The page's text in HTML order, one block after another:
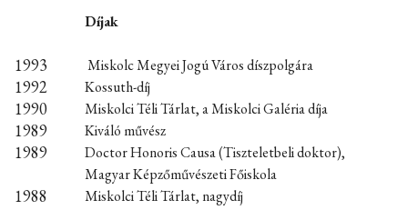
Díjak
1993 Miskolc Megyei Jogú Város díszpolgára
1992 Kossuth-díj
1990 Miskolci Téli Tárlat, a Miskolci Galéria díja
1989 Kiváló művész
1989
Doctor Honoris Causa (Tiszteletbeli doktor),
Magyar Képzőművészeti Főiskola
1988 Miskolci Téli Tárlat, nagydíj